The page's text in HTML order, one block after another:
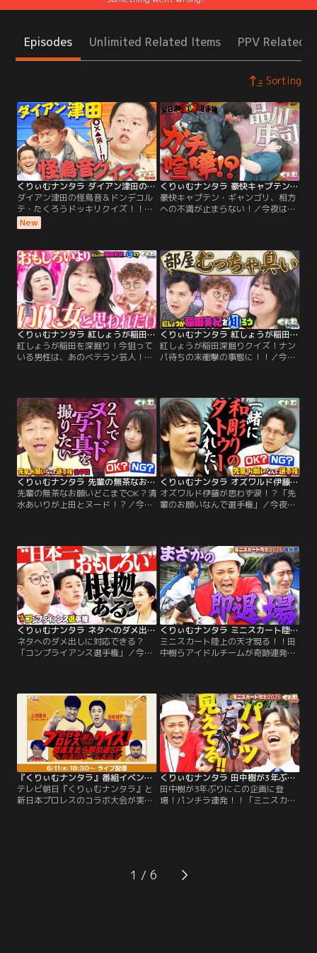
Episodes Unlimited Related Items PPV Related
Sorting
くりぃむナンタラ ダイアン津田の怪鳥音＆ドンデコルテ・たくろうドッキリクイズ！！（2026/08/03放送分）
ダイアン津田の怪鳥音＆ドンデコル
テ・たくろうドッキリクイズ！！／
今回は、今年上半期に放送された名
場面からクイズを出題！！ 大好評津
いるかわからない津田のツッコミを
聞いて、 何と言ったかを当てるシン
プルなクイズ！ 今回は1時間SP「も
っと津田を知ろう」から出題！ 下ネ
タばかりが飛び交うスタジオで…。
New
くりぃむナンタラ 豪快キャプテン・ギャンゴリ、相方への不満が止まらない！（2026/07/27放送分）
豪快キャプテン・ギャンゴリ、相方
への不満が止まらない！／今夜は
ョンで喧嘩をしてもらう企画！今回
は、若手のホープ豪快キャプテン、
不仲コンビの代名詞品川庄司が参
戦！！さらに、もはやコンビでテレ
ビに出ることがかなりレアな平成ノ
ブシコブシも登場！！
くりぃむナンタラ 紅しょうが稲田を深掘り！今狙っている男性は、あのベテラン芸人！？（2026/07/20放送分）
紅しょうが稲田を深掘り！今狙って
いる男性は、あのベテラン芸人！？
るため、 深掘りクイズ大会を開
催！！ すると…合コンで趣味は「飲
酒」と答えてしまったり、 デート
中、相手の男性に巻かれてしまった
り、 卓球を使ってパパ活をするな
ど…。
くりぃむナンタラ 紅しょうが稲田深掘りクイズ！ナンパ待ちの末衝撃の事態に！！（2026/07/13放送分）
紅しょうが稲田深掘りクイズ！ナン
パ待ちの末衝撃の事態に！！／今夜
田！ そんな彼女のことを知るために
クイズ大会を開催！！ 自らは語らな
い稲田に代わり、正解を発表するの
は同期のマユリカ！ 回答者にはさや
香新山やカーネーション吉田な
ど…。
くりぃむナンタラ 先輩の無茶なお願いどこまでOK？清水あいりが上田とヌード！？（2026/07/06放送分）
先輩の無茶なお願いどこまでOK？清
水あいりが上田とヌード！？／今夜
が一緒に叶えたい夢がある」と無茶
なお願いをしたら、引き受けてくれ
るのかをドッキリ検証！
くりぃむナンタラ オズワルド伊藤が思わず涙！？「先輩のお願いなんで選手権」（2026/06/29放送分）
オズワルド伊藤が思わず涙！？「先
輩のお願いなんで選手権」／今夜は
輩が一緒に叶えたい夢がある」と無
茶なお願いをしたら、後輩は引き受
けてくれるのかを検証するドッキ
リ！挑戦するのは品川祐＆オズワル
ド伊藤ペア、モグライダー芝＆きし
たかの高野ペア！
くりぃむナンタラ ネタへのダメ出しに対応できる？「コンプライアンス選手権」（2026/06/22放送分）
ネタへのダメ出しに対応できる？
「コンプライアンス選手権」／今回
録！しかし、直前に“コンプライア
ンス”の観点からネタの内容を 大幅
に変えてほしいと言われたら、芸人
たちはどうするのかを検証！今回タ
ーゲットはコットン、ゴー☆ジャ
ス、ちゃんぴおんずの3組！
くりぃむナンタラ ミニスカート陸上の天才現る！！田中樹らアイドルチームが奇跡連発（2026/06/15放送分）
ミニスカート陸上の天才現る！！田
中樹らアイドルチームが奇跡連発／
即失格という名物企画！前回、
SixTONES田中樹らが大活躍し高得
点を稼いだアイドルチーム！今週は
関口メンディーが大覚醒！！あらゆ
る競技でとんでもない結果を残すこ
とに！！
『くりぃむナンタラ』番組イベント 6.11新日本プロレスクイズ！間違えたら即ファン引退SP後楽園ホール大会
テレビ朝日『くりぃむナンタラ』と
新日本プロレスのコラボ大会が実
くりぃむナンタラ 田中樹が3年ぶりにこの企画に登場！パンチラ連発！！「ミニスカート陸上2026」（2026/06/08放送分）
田中樹が3年ぶりにこの企画に登
場！パンチラ連発！！「ミニスカー
後輩KEY TO LIT猪狩を引き連れ殴り
込み！しかし、新競技「ミニスカ
1